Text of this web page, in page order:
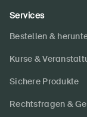
Services
Bestellen &
Kurse &
Sichere Produkte
Rechtsfragen &